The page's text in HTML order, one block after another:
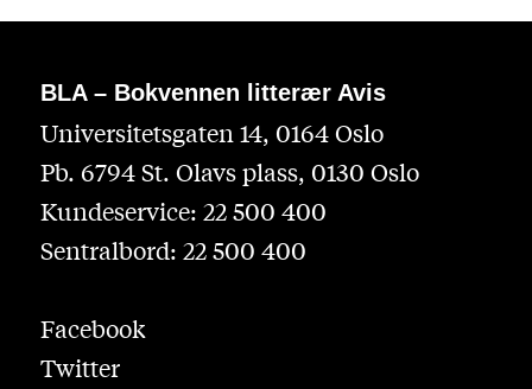
BLA – Bokvennen litterær Avis
Universitetsgaten 14, 0164 Oslo
Pb. 6794 St. Olavs plass, 0130 Oslo
Kundeservice: 22 500 400
Sentralbord: 22 500 400
Facebook
Twitter